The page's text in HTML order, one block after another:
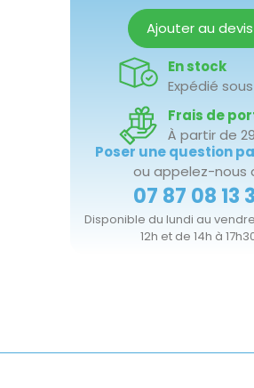
Ajouter au devis
En stock
Expédié
Frais de
À partir de
Poser une question
ou appelez-nous
07 87 08 13
Disponible du lundi au
12h et de 14h à